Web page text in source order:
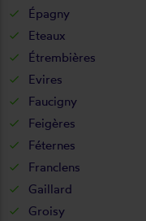
Épagny
Eteaux
Étrembières
Evires
Faucigny
Feigères
Féternes
Franclens
Gaillard
Groisy